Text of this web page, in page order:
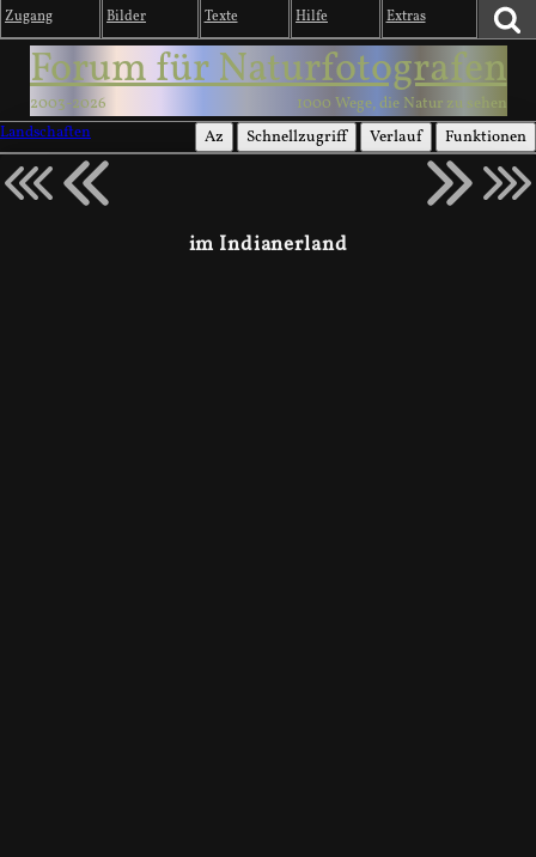
Zugang Bilder Texte Hilfe Extras
Forum für Naturfotografen
2003-2026
1000 Wege, die Natur zu sehen
Landschaften
Az Schnellzugriff Verlauf Funktionen
im Indianerland